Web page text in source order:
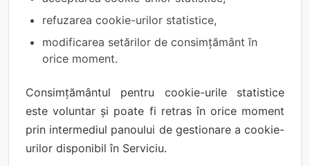
refuzarea cookie-urilor statistice,
modificarea setărilor de consimțământ în
orice moment.
Consimțământul pentru cookie-urile statistice
este voluntar și poate fi retras în orice moment
prin intermediul panoului de gestionare a cookie-
urilor disponibil în Serviciu.